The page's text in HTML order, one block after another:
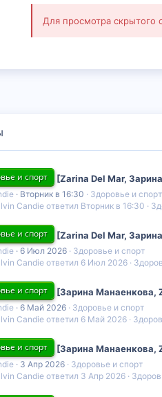
Для просмотра
и спорт [Zarina Del Mar,
Вторник в 16:30
Здоровье и спорт
Вторник в 16:30
Candie
и спорт [Zarina Del Mar,
6 Июл 2026
Здоровье и спорт
6 Июл 2026
Candie
и спорт [Зарина Манаенкова,
6 Май 2026
Здоровье и спорт
6 Май 2026
Candie
и спорт [Зарина Манаенкова,
3 Апр 2026
Здоровье и спорт
3 Апр 2026
Candie